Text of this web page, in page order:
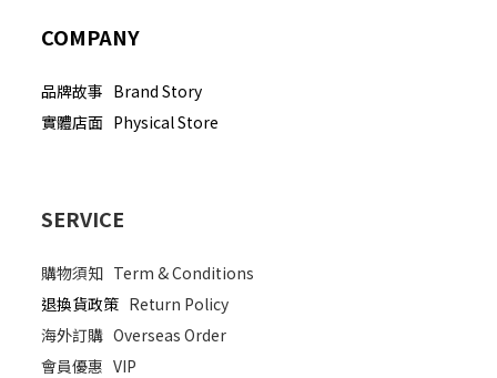
COMPANY
品牌故事 Brand Story
實體店面 Physical Store
SERVICE
購物須知 Term & Conditions
退換貨政策 Return Policy
海外訂購 Overseas Order
會員優惠 VIP